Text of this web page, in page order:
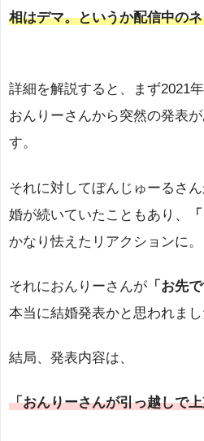
相はデマ。というか配信中の
詳細を解説すると、まず2021
おんりーさんから突然の発表
す。
それに対してぼんじゅーるさ
婚が続いていたこともあり、
かなり怯えたリアクションに。
それにおんりーさんが 「お先
本当に結婚発表かと思われまし
結局、発表内容は、
「おんりーさんが引っ越しで